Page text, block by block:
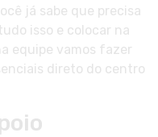
já sabe que precisa
isso e colocar na
equipe vamos fazer
direto do centro